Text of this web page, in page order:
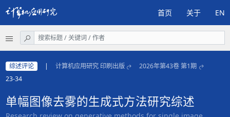
首页 关于 EN
综述评论 | 计算机应用研究 印刷出版
2026年第43卷 第1期
23-34
单幅图像去雾的生成式方法研究综述